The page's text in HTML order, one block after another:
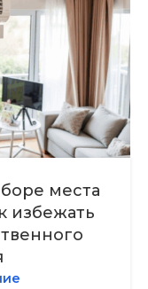
места
избежать